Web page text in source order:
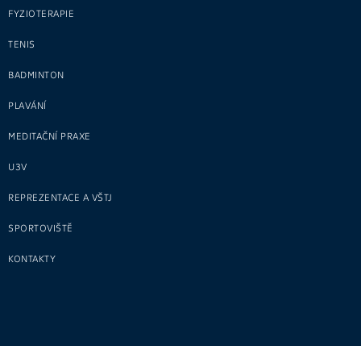
FYZIOTERAPIE
TENIS
BADMINTON
PLAVÁNÍ
MEDITAČNÍ PRAXE
U3V
REPREZENTACE A VŠTJ
SPORTOVIŠTĚ
KONTAKTY